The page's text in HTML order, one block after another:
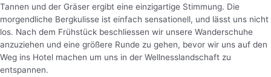
Tannen und der Gräser ergibt eine einzigartige Stimmung. Die
morgendliche Bergkulisse ist einfach sensationell, und lässt uns nicht
los. Nach dem Frühstück beschliessen wir unsere Wanderschuhe
anzuziehen und eine größere Runde zu gehen, bevor wir uns auf den
Weg ins Hotel machen um uns in der Wellnesslandschaft zu
entspannen.